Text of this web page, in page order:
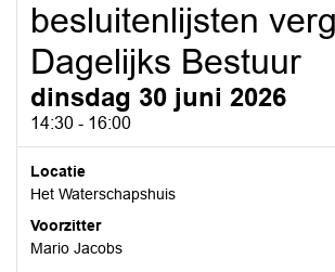
besluitenlijsten
Dagelijks Bestuur
dinsdag 30 juni 2026
14:30 - 16:00
Locatie
Het Waterschapshuis
Voorzitter
Mario Jacobs